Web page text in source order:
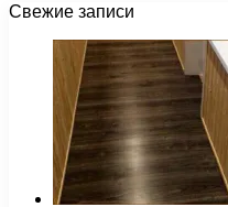
Свежие записи